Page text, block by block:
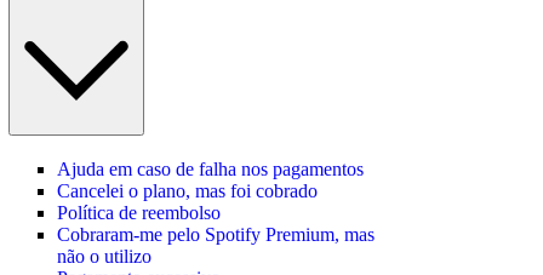
Ajuda em caso de falha nos pagamentos
Cancelei o plano, mas foi cobrado
Política de reembolso
Cobraram-me pelo Spotify Premium, mas
não o utilizo